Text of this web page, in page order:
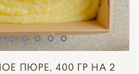
ПЮРЕ, 400 ГР НА 2